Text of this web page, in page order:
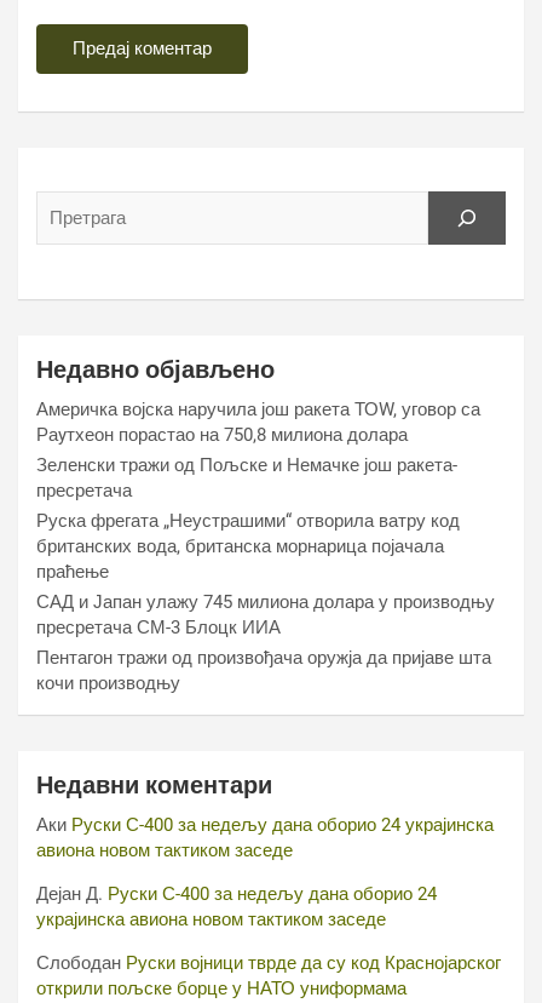
Недавно објављено
Америчка војска наручила још ракета ТОW, уговор са
Раyтхеон порастао на 750,8 милиона долара
Зеленски тражи од Пољске и Немачке још ракета-
пресретача
Руска фрегата „Неустрашими“ отворила ватру код
британских вода, британска морнарица појачала
праћење
САД и Јапан улажу 745 милиона долара у производњу
пресретача СМ-3 Блоцк ИИА
Пентагон тражи од произвођача оружја да пријаве шта
кочи производњу
Недавни коментари
Аки Руски С-400 за недељу дана оборио 24 украјинска
авиона новом тактиком заседе
Дејан Д. Руски С-400 за недељу дана оборио 24
украјинска авиона новом тактиком заседе
Слободан Руски војници тврде да су код Краснојарског
открили пољске борце у НАТО униформама